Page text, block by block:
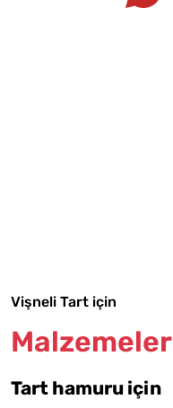
Vişneli Tart için
Malzemeler
Tart hamuru için